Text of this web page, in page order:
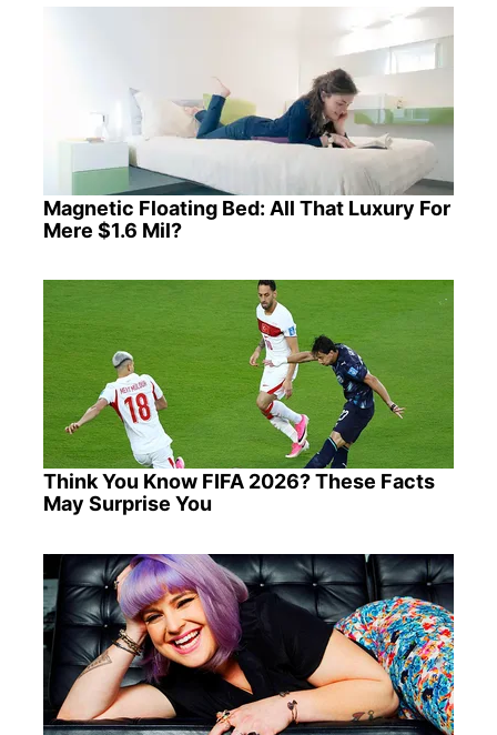
Magnetic Floating Bed: All That Luxury For
Mere $1.6 Mil?
Think You Know FIFA 2026? These Facts
May Surprise You